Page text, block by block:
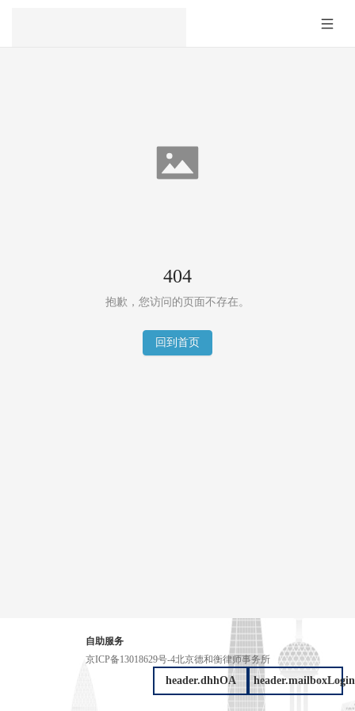
404
抱歉，您访问的页面不存在。
回到首页
自助服务
京ICP备13018629号-4北京德和衡律师事务所
header.dhhOA header.mailboxLogin